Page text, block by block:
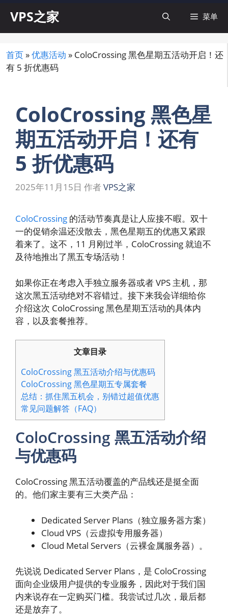
内
VPS之家 菜单
首页 »优惠活动 » ColoCrossing 黑色星期五活动开启！还
有 5 折优惠码
ColoCrossing 黑色星
期五活动开启！还有
5 折优惠码
2025年11月15日 作者VPS之家
ColoCrossing 的活动节奏真是让人应接不暇。双十
一的促销余温还没散去，黑色星期五的优惠又紧跟
着来了。这不，11 月刚过半，ColoCrossing 就迫不
及待地推出了黑五专场活动！
如果你正在考虑入手独立服务器或者 VPS 主机，那
这次黑五活动绝对不容错过。接下来我会详细给你
介绍这次 ColoCrossing 黑色星期五活动的具体内
容，以及套餐推荐。
文章目录
ColoCrossing 黑五活动介绍与优惠码
ColoCrossing 黑色星期五专属套餐
总结：抓住黑五机会，别错过超值优惠
常见问题解答（FAQ）
ColoCrossing 黑五活动介绍
与优惠码
ColoCrossing 黑五活动覆盖的产品线还是挺全面
的。他们家主要有三大类产品：
Dedicated Server Plans（独立服务器方案）
Cloud VPS（云虚拟专用服务器）
Cloud Metal Servers（云裸金属服务器）。
先说说 Dedicated Server Plans，是 ColoCrossing
面向企业级用户提供的专业服务，因此对于我们国
内来说存在一定购买门槛。我尝试过几次，最后都
还是放弃了。